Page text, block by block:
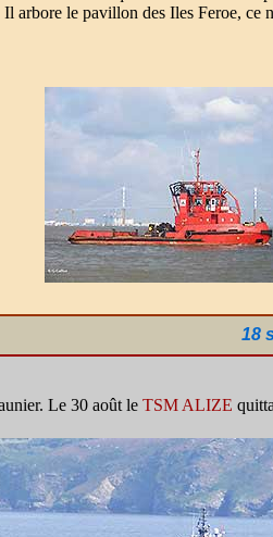
Il arbore le pavillon des Iles Feroe, ce
18
Le 30 août le TSM ALIZE